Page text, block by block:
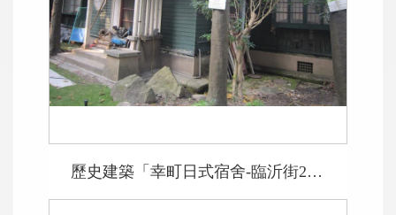
歷史建築「幸町日式宿舍-臨沂街27巷1號」